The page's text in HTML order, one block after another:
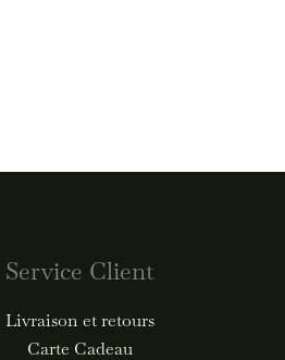
Service Client
Livraison et retours
Carte Cadeau